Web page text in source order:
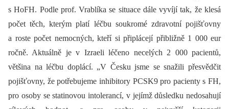
s HoFH. Podle prof. Vrablíka se situace dále vyvíjí tak, že klesá
počet těch, kterým platí léčbu soukromé zdravotní pojišťovny
a roste počet nemocných, kteří si připlácejí přibližně 1 000 eur
ročně. Aktuálně je v Izraeli léčeno necelých 2 000 pacientů,
většina na léčbu doplácí. „V Česku jsme se snažili přesvědčit
pojišťovny, že potřebujeme inhibitory PCSK9 pro pacienty s FH,
pro osoby se statinovou intolerancí, v jejímž důsledku nedosahují